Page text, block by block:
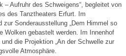
– Aufruhr des Schweigens“, begleitet von
des Tanztheaters Erfurt. Im
zur Sonderausstellung „Dem Himmel so
Wolken gebastelt werden. Im Innenhof
die Projektion „An der Schwelle zur
Atmosphäre.